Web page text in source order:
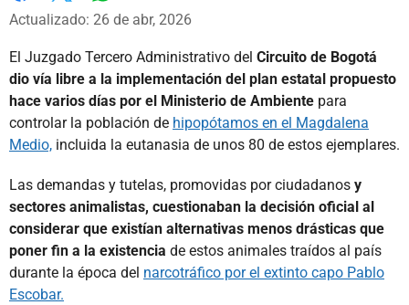
Facebook
X
Actualizado: 26 de abr, 2026
El Juzgado Tercero Administrativo del Circuito de Bogotá
dio vía libre a la implementación del plan estatal propuesto
hace varios días por el Ministerio de Ambiente para
controlar la población de hipopótamos en el Magdalena
Medio, incluida la eutanasia de unos 80 de estos ejemplares.
Las demandas y tutelas, promovidas por ciudadanos y
sectores animalistas, cuestionaban la decisión oficial al
considerar que existían alternativas menos drásticas que
poner fin a la existencia de estos animales traídos al país
durante la época del narcotráfico por el extinto capo Pablo
Escobar.